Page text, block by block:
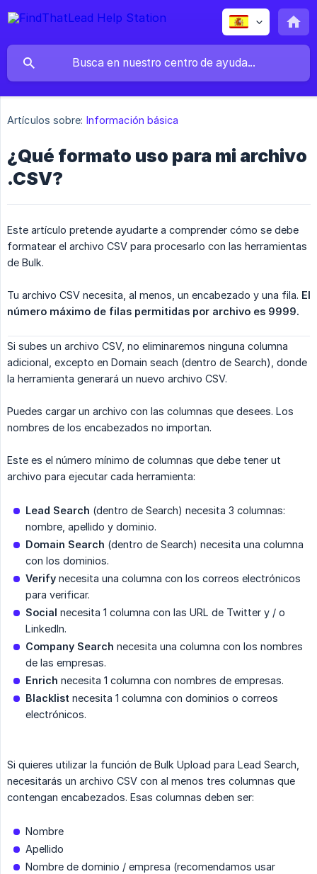
Artículos sobre: Información básica
¿Qué formato uso para mi archivo
.CSV?
Este artículo pretende ayudarte a comprender cómo se debe
formatear el archivo CSV para procesarlo con las herramientas
de Bulk.
Tu archivo CSV necesita, al menos, un encabezado y una fila. El
número máximo de filas permitidas por archivo es 9999.
Si subes un archivo CSV, no eliminaremos ninguna columna
adicional, excepto en Domain seach (dentro de Search), donde
la herramienta generará un nuevo archivo CSV.
Puedes cargar un archivo con las columnas que desees. Los
nombres de los encabezados no importan.
Este es el número mínimo de columnas que debe tener ut
archivo para ejecutar cada herramienta:
Lead Search (dentro de Search) necesita 3 columnas:
nombre, apellido y dominio.
Domain Search (dentro de Search) necesita una columna
con los dominios.
Verify necesita una columna con los correos electrónicos
para verificar.
Social necesita 1 columna con las URL de Twitter y / o
LinkedIn.
Company Search necesita una columna con los nombres
de las empresas.
Enrich necesita 1 columna con nombres de empresas.
Blacklist necesita 1 columna con dominios o correos
electrónicos.
Si quieres utilizar la función de Bulk Upload para Lead Search,
necesitarás un archivo CSV con al menos tres columnas que
contengan encabezados. Esas columnas deben ser:
Nombre
Apellido
Nombre de dominio / empresa (recomendamos usar